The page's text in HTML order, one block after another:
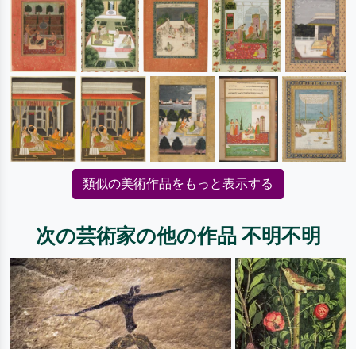
類似の美術作品をもっと表示する
次の芸術家の他の作品 不明不明